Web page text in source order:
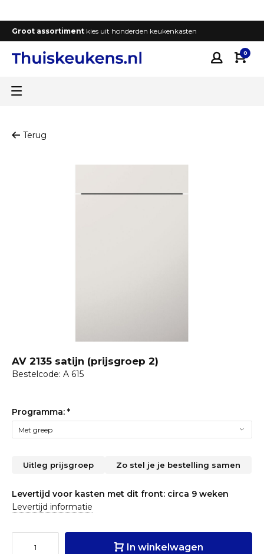
Groot assortiment kies uit honderden keukenkasten
0
Terug
AV 2135 satijn (prijsgroep 2)
Bestelcode: A 615
Programma: *
Uitleg prijsgroep Zo stel je je bestelling samen
Levertijd voor kasten met dit front: circa 9 weken
Levertijd informatie
In winkelwagen